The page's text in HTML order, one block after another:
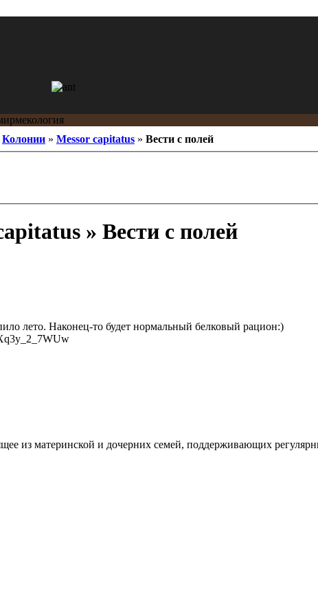
Колонии » Messor capitatus » Вести с полей
» Вести с полей
лето. Наконец-то будет нормальный белковый рацион:)
из материнской и дочерних семей, поддерживающих